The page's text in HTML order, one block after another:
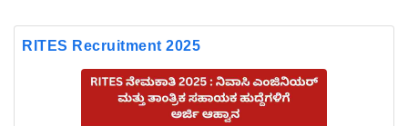
RITES Recruitment 2025